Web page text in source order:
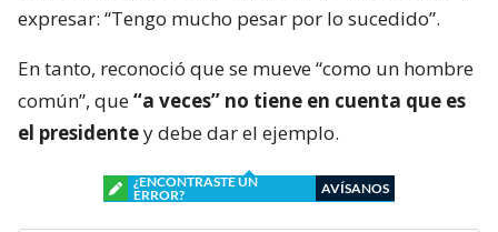
expresar: “Tengo mucho pesar por lo sucedido”.
En tanto, reconoció que se mueve “como un hombre
común”, que“a veces” no tiene en cuenta que es
el presidentey debe dar el ejemplo.
¿ENCONTRASTE UN
ERROR?
AVÍSANOS